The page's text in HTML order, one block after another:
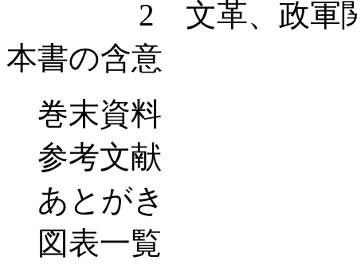
2 文革、政軍関係
本書の含意
巻末資料
参考文献
あとがき
図表一覧